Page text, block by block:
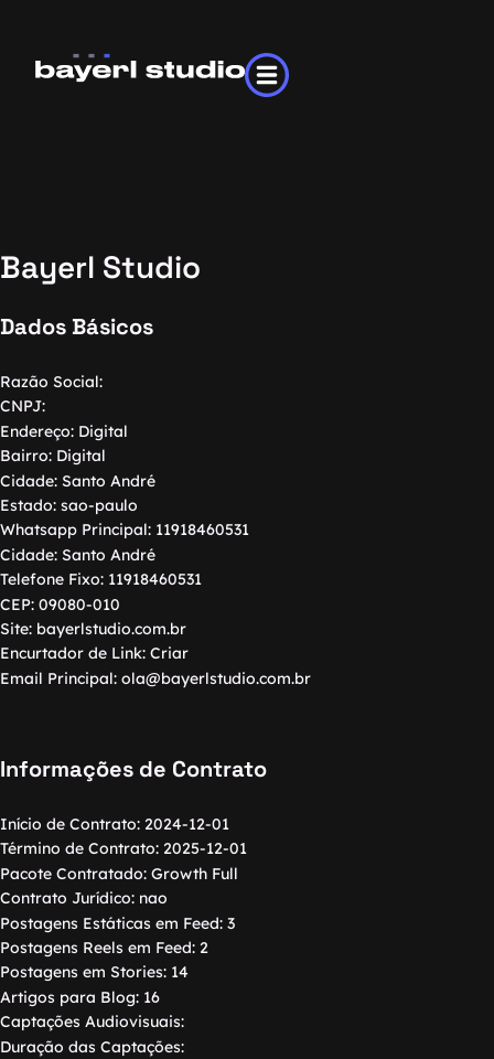
Bayerl Studio
Dados Básicos
Razão Social:
CNPJ:
Endereço: Digital
Bairro: Digital
Cidade: Santo André
Estado: sao-paulo
Whatsapp Principal: 11918460531
Cidade: Santo André
Telefone Fixo: 11918460531
CEP: 09080-010
Site: bayerlstudio.com.br
Encurtador de Link: Criar
Email Principal: ola@bayerlstudio.com.br
Informações de Contrato
Início de Contrato: 2024-12-01
Término de Contrato: 2025-12-01
Pacote Contratado: Growth Full
Contrato Jurídico: nao
Postagens Estáticas em Feed: 3
Postagens Reels em Feed: 2
Postagens em Stories: 14
Artigos para Blog: 16
Captações Audiovisuais:
Duração das Captações: